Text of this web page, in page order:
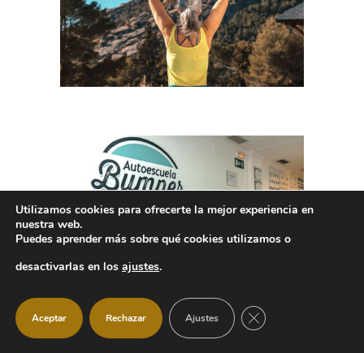
Utilizamos cookies para ofrecerte la mejor experiencia en
nuestra web.
Puedes aprender más sobre qué cookies utilizamos o
desactivarlas en los ajustes.
Aceptar Rechazar Ajustes CERRAR EL